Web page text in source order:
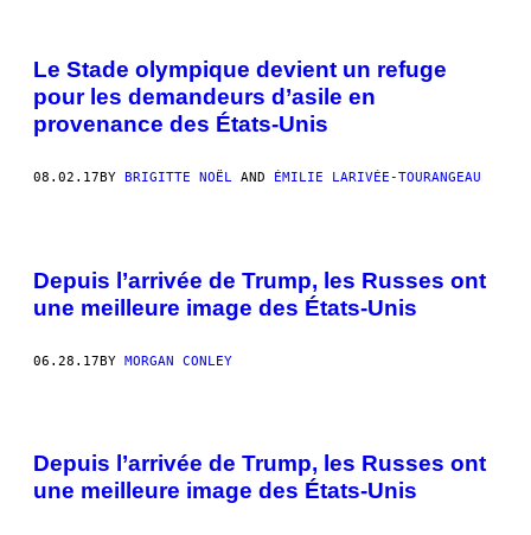
Le Stade olympique devient un refuge
pour les demandeurs d’asile en
provenance des États-Unis
08.02.17BY BRIGITTE NOËL AND ÉMILIE LARIVÉE-TOURANGEAU
Depuis l’arrivée de Trump, les Russes ont
une meilleure image des États-Unis
06.28.17BY MORGAN CONLEY
Depuis l’arrivée de Trump, les Russes ont
une meilleure image des États-Unis